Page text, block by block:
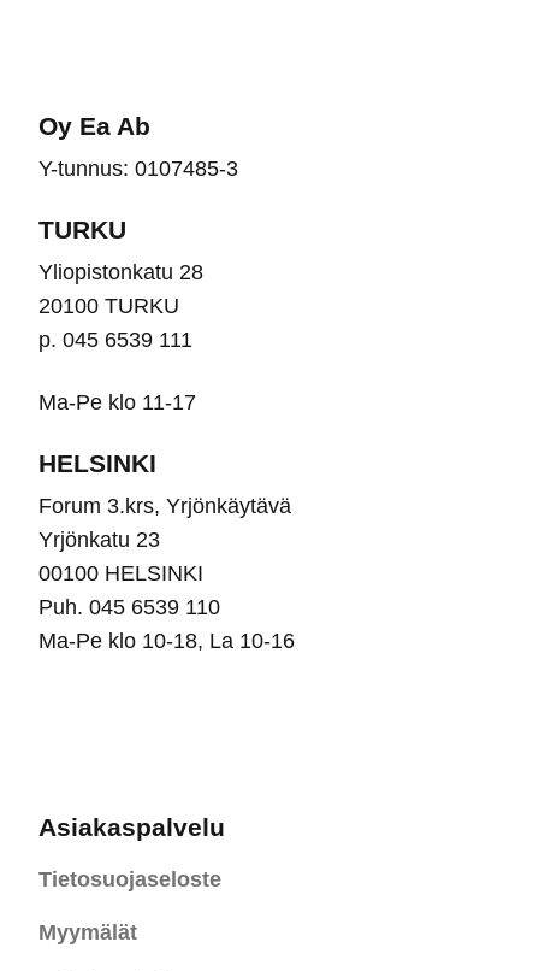
Oy Ea Ab
Y-tunnus: 0107485-3
TURKU
Yliopistonkatu 28
20100 TURKU
p. 045 6539 111
Ma-Pe klo 11-17
HELSINKI
Forum 3.krs, Yrjönkäytävä
Yrjönkatu 23
00100 HELSINKI
Puh. 045 6539 110
Ma-Pe klo 10-18, La 10-16
Asiakaspalvelu
Tietosuojaseloste
Myymälät